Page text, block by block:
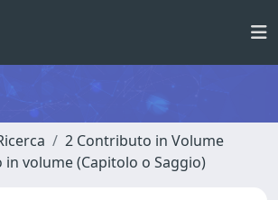
2 Contributo in Volume
volume (Capitolo o Saggio)